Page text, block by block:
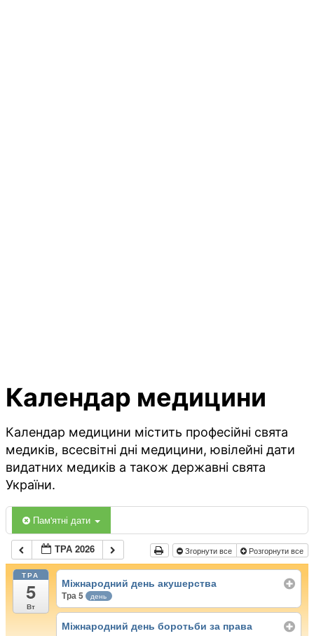
Календар медицини
Календар медицини містить професійні свята
медиків, всесвітні дні медицини, ювілейні дати
видатних медиків а також державні свята
України.
Пам'ятні дати
ТРА 2026 Згорнути все Розгорнути все
ТРА
5
Вт
Міжнародний день акушерства
Тра 5 день
Міжнародний день боротьби за права